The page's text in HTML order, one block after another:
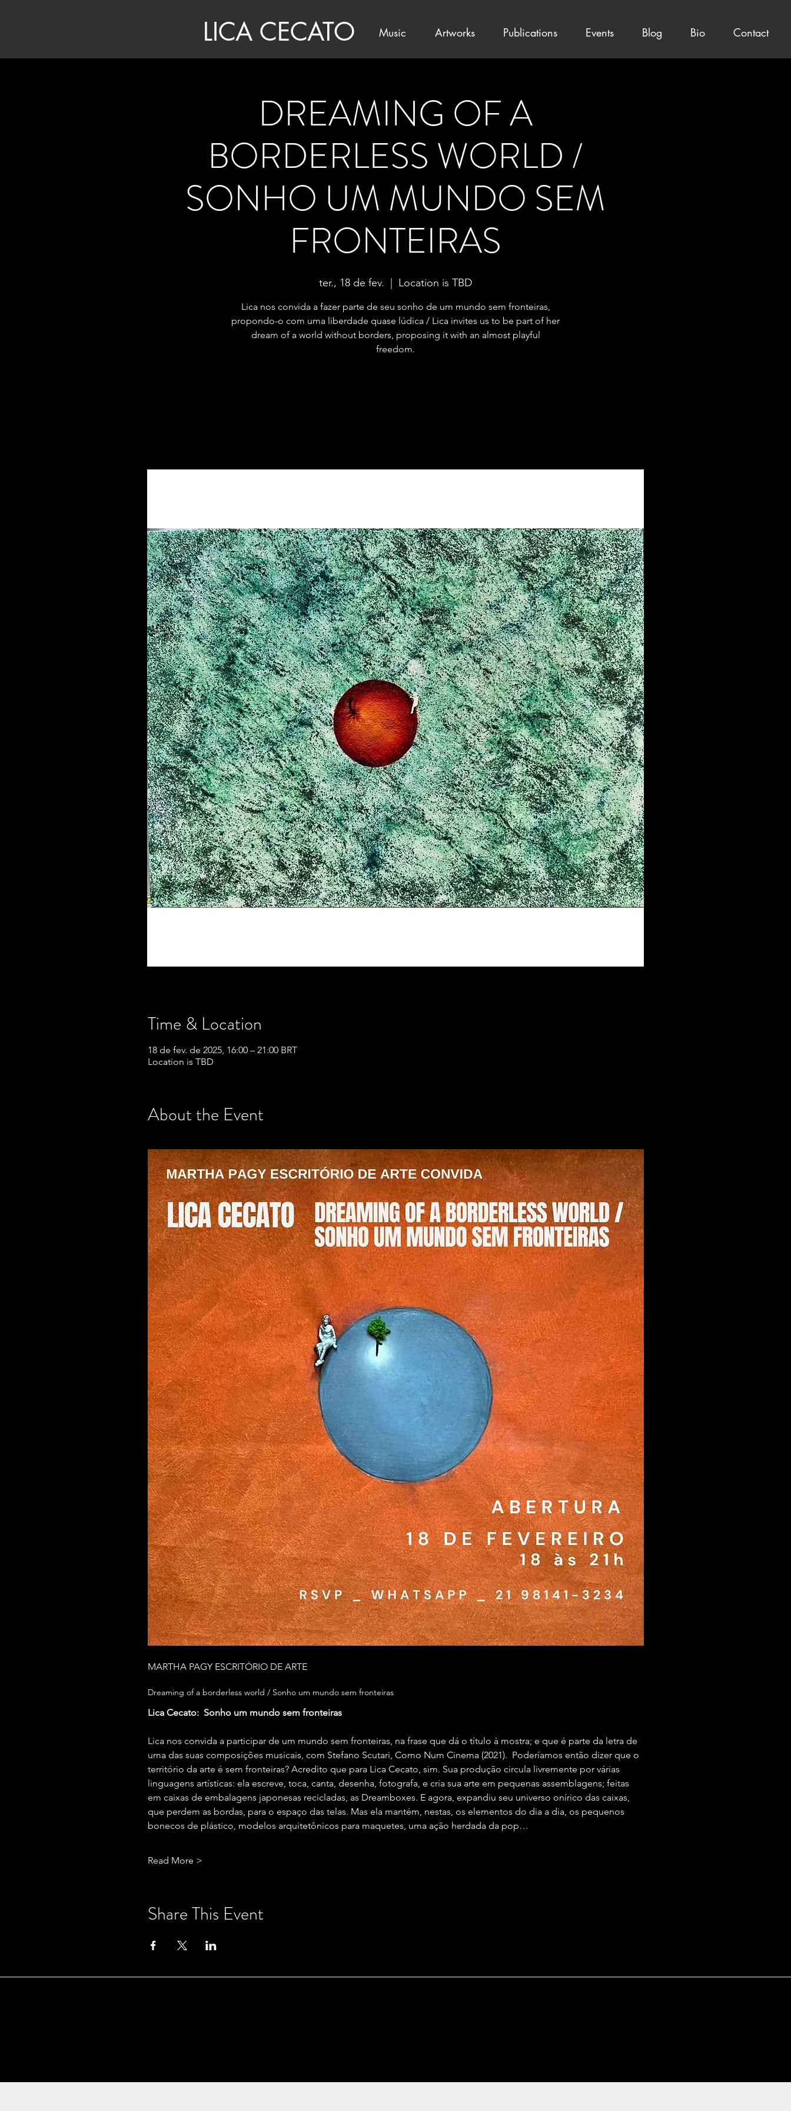
LICA CECATO Music Artworks Publications Events Blog Bio Contact
DREAMING OF A
BORDERLESS WORLD /
SONHO UM MUNDO SEM
FRONTEIRAS
ter., 18 de fev. Location is TBD
Lica nos convida a fazer parte de seu sonho de um mundo sem fronteiras,
propondo-o com uma liberdade quase lúdica / Lica invites us to be part of her
dream of a world without borders, proposing it with an almost playful
freedom.
Time & Location
18 de fev. de 2025, 16:00 – 21:00 BRT
Location is TBD
About the Event
MARTHA PAGY ESCRITÓRIO DE ARTE
Dreaming of a borderless world / Sonho um mundo sem fronteiras
Lica Cecato:  Sonho um mundo sem fronteiras
Lica nos convida a participar de um mundo sem fronteiras, na frase que dá o título à mostra; e que é parte da letra de
uma das suas composições musicais, com Stefano Scutari, Como Num Cinema (2021).  Poderíamos então dizer que o
território da arte é sem fronteiras? Acredito que para Lica Cecato, sim. Sua produção circula livremente por várias
linguagens artísticas: ela escreve, toca, canta, desenha, fotografa, e cria sua arte em pequenas assemblagens; feitas
em caixas de embalagens japonesas recicladas, as Dreamboxes. E agora, expandiu seu universo onírico das caixas,
que perdem as bordas, para o espaço das telas. Mas ela mantém, nestas, os elementos do dia a dia, os pequenos
bonecos de plástico, modelos arquitetônicos para maquetes, uma ação herdada da pop…
Read More >
Share This Event